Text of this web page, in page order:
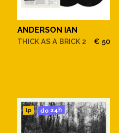
ANDERSON IAN
THICK AS A BRICK 2 € 50
lp do 24h